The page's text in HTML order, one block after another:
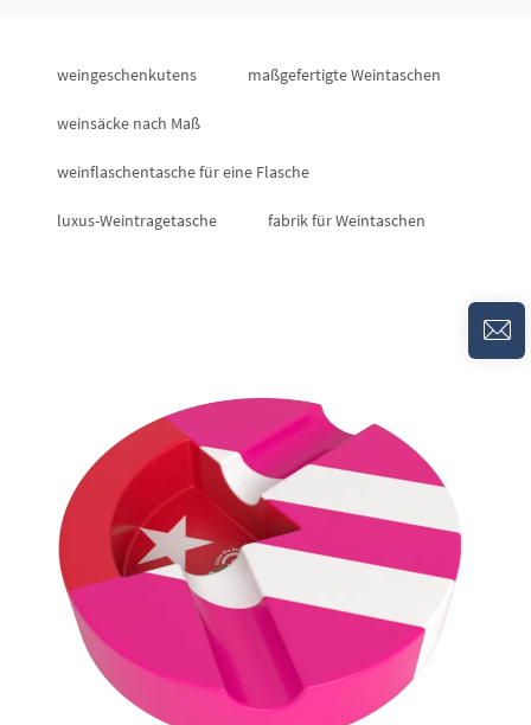
weingeschenkutens maßgefertigte Weintaschen
weinsäcke nach Maß
weinflaschentasche für eine Flasche
luxus-Weintragetasche fabrik für Weintaschen